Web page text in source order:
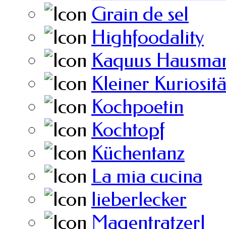
Grain de sel
Highfoodality
Kaquus
Kleiner
Kochpoetin
Kochtopf
Küchentanz
La mia cucina
lieberlecker
Magentratzerl